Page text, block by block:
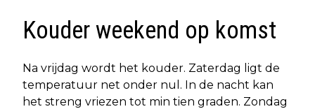
Kouder weekend op komst
Na vrijdag wordt het kouder. Zaterdag ligt de
temperatuur net onder nul. In de nacht kan
het streng vriezen tot min tien graden. Zondag